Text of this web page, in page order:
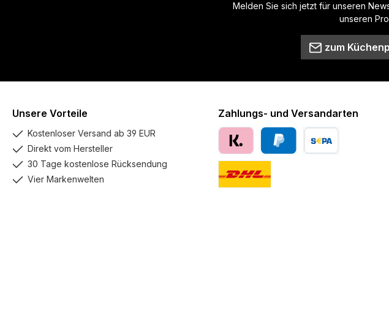
Melden Sie sich jetzt für unseren
unseren
zum
Unsere Vorteile
Kostenloser Versand ab 39 EUR
Direkt vom Hersteller
30 Tage kostenlose Rücksendung
Vier Markenwelten
Zahlungs- und Versandarten
PayPal
Klarna